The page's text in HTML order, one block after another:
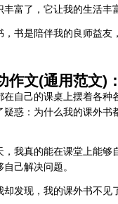
富了，它让我的生活丰
书是陪伴我的良师益友
作文(通用范文)
在自己的课桌上摆着各
疑惑：为什么我的课外
，我真的能在课堂上能
己解决问题。
发现，我的课外书不见